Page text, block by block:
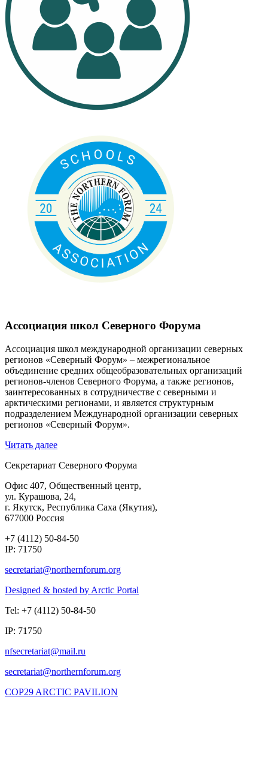
Ассоциация школ Северного Форума
Ассоциация школ международной организации северных
регионов «Северный Форум» – межрегиональное
объединение средних общеобразовательных организаций
регионов-членов Северного Форума, а также регионов,
заинтересованных в сотрудничестве с северными и
арктическими регионами, и является структурным
подразделением Международной организации северных
регионов «Северный Форум».
Читать далее
Секретариат Северного Форума
Офис 407, Общественный центр,
ул. Курашова, 24,
г. Якутск, Республика Саха (Якутия),
677000 Россия
+7 (4112) 50-84-50
IP: 71750
Designed & hosted by Arctic Portal
Tel: +7 (4112) 50-84-50
IP: 71750
COP29 ARCTIC PAVILION